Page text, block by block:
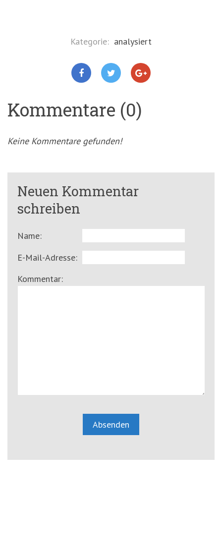
Kategorie: analysiert
Kommentare (0)
Keine Kommentare gefunden!
Neuen Kommentar
schreiben
Name:
E-Mail-Adresse:
Kommentar: